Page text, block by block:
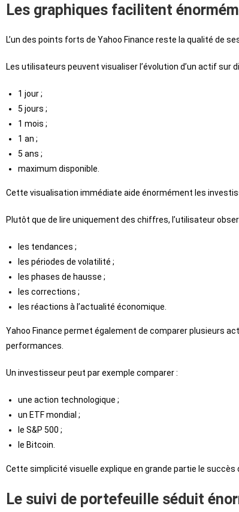
Les graphiques facilitent
L’un des points forts de Yahoo Finance reste la qualité de
Les utilisateurs peuvent visualiser l’évolution d’un actif sur
1 jour ;
5 jours ;
1 mois ;
1 an ;
5 ans ;
maximum disponible.
Cette visualisation immédiate aide énormément les
Plutôt que de lire uniquement des chiffres, l’utilisateur
les tendances ;
les périodes de volatilité ;
les phases de hausse ;
les corrections ;
les réactions à l’actualité économique.
Yahoo Finance permet également de comparer plusieurs
performances.
Un investisseur peut par exemple comparer :
une action technologique ;
un ETF mondial ;
le S&P 500 ;
le Bitcoin.
Cette simplicité visuelle explique en grande partie le succès
Le suivi de portefeuille séduit